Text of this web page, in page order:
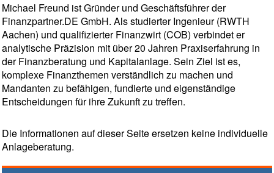
Michael Freund ist Gründer und Geschäftsführer der
Finanzpartner.DE GmbH. Als studierter Ingenieur (RWTH
Aachen) und qualifizierter Finanzwirt (COB) verbindet er
analytische Präzision mit über 20 Jahren Praxiserfahrung in
der Finanzberatung und Kapitalanlage. Sein Ziel ist es,
komplexe Finanzthemen verständlich zu machen und
Mandanten zu befähigen, fundierte und eigenständige
Entscheidungen für ihre Zukunft zu treffen.
Die Informationen auf dieser Seite ersetzen keine individuelle
Anlageberatung.